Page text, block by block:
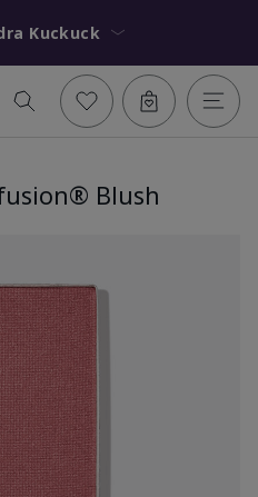
Cassondra Kuckuck
Blush